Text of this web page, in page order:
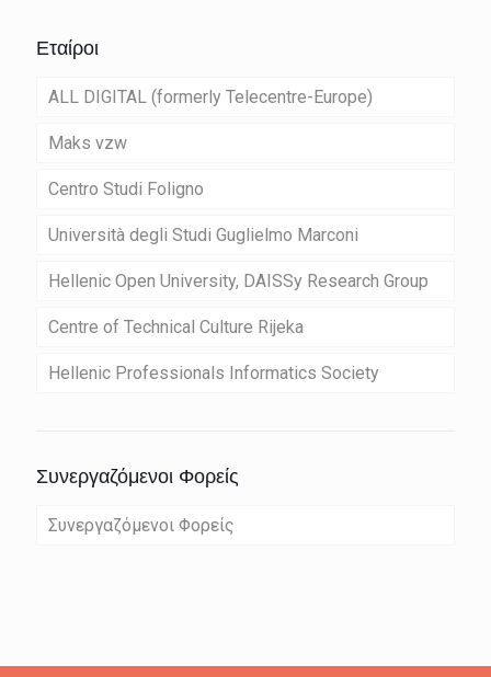
Εταίροι
ALL DIGITAL (formerly Telecentre-Europe)
Maks vzw
Centro Studi Foligno
Università degli Studi Guglielmo Marconi
Hellenic Open University, DAISSy Research Group
Centre of Technical Culture Rijeka
Hellenic Professionals Informatics Society
Συνεργαζόμενοι Φορείς
Συνεργαζόμενοι Φορείς